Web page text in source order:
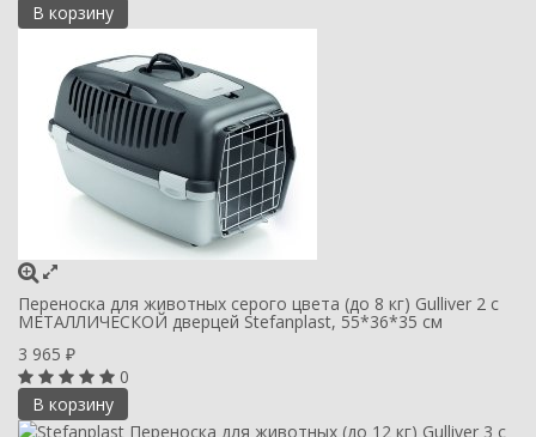
В корзину
Переноска для животных серого цвета (до 8 кг) Gulliver 2 с
МЕТАЛЛИЧЕСКОЙ дверцей Stefanplast, 55*36*35 см
3 965 ₽
0
В корзину